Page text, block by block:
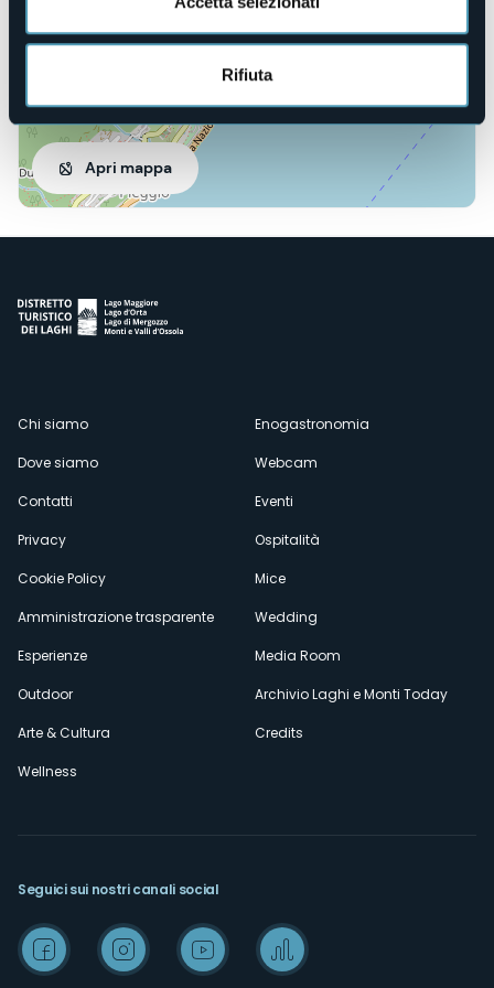
Rifiuta
Apri mappa
Menù
secondario
Chi siamo
Dove siamo
Contatti
Privacy
Cookie Policy
Amministrazione trasparente
Esperienze
Outdoor
Arte & Cultura
Wellness
Enogastronomia
Webcam
Eventi
Ospitalità
Mice
Wedding
Media Room
Archivio Laghi e Monti Today
Credits
Seguici sui nostri canali social